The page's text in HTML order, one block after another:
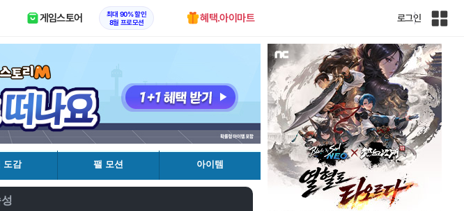
게임스토어
최대 90% 할인
8월 프로모션
혜택.아이마트 로그인
인
전
체
사
이
트
도감 팰 모션 아이템